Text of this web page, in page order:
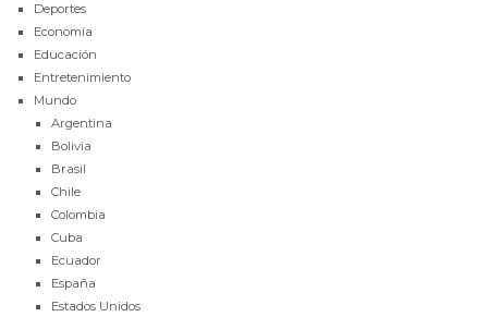
Deportes
Economía
Educación
Entretenimiento
Mundo
Argentina
Bolivia
Brasil
Chile
Colombia
Cuba
Ecuador
España
Estados Unidos